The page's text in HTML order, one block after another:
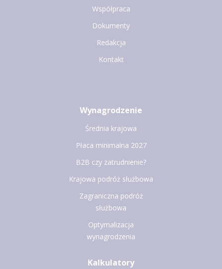
Współpraca
Dokumenty
Redakcja
Kontakt
Wynagrodzenie
Średnia krajowa
Płaca minimalna 2027
B2B czy zatrudnienie?
Krajowa podróż służbowa
Zagraniczna podróż
służbowa
Optymalizacja
wynagrodzenia
Kalkulatory